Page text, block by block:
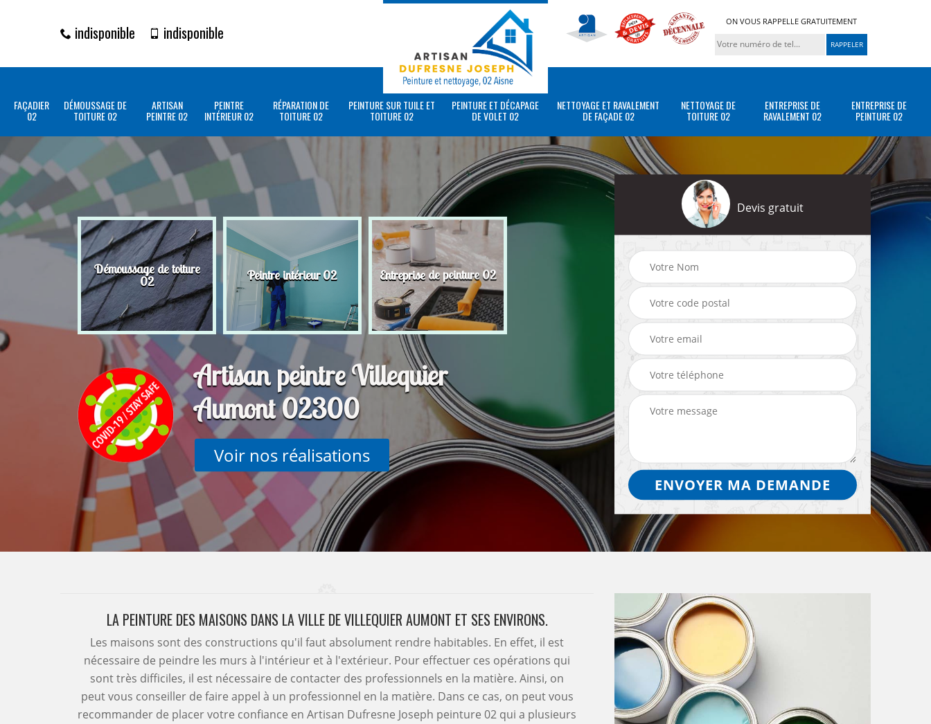
indisponible indisponible
ON VOUS RAPPELLE GRATUITEMENT
FAÇADIER
02
DÉMOUSSAGE DE
TOITURE 02
ARTISAN
PEINTRE 02
PEINTRE
INTÉRIEUR 02
RÉPARATION DE
TOITURE 02
PEINTURE SUR TUILE ET
TOITURE 02
PEINTURE ET DÉCAPAGE
DE VOLET 02
NETTOYAGE ET RAVALEMENT
DE FAÇADE 02
NETTOYAGE DE
TOITURE 02
ENTREPRISE DE
RAVALEMENT 02
ENTREPRISE DE
PEINTURE 02
Démoussage de toiture
02 Peintre intérieur 02 Entreprise de peinture 02
Artisan peintre Villequier
Aumont 02300
Voir nos réalisations
Devis gratuit
LA PEINTURE DES MAISONS DANS LA VILLE DE VILLEQUIER AUMONT ET SES ENVIRONS.
Les maisons sont des constructions qu'il faut absolument rendre habitables. En effet, il est
nécessaire de peindre les murs à l'intérieur et à l'extérieur. Pour effectuer ces opérations qui
sont très difficiles, il est nécessaire de contacter des professionnels en la matière. Ainsi, on
peut vous conseiller de faire appel à un professionnel en la matière. Dans ce cas, on peut vous
recommander de placer votre confiance en Artisan Dufresne Joseph peinture 02 qui a plusieurs